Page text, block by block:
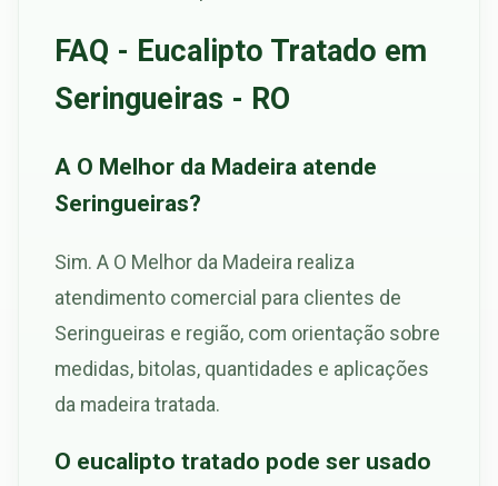
FAQ - Eucalipto Tratado em
Seringueiras - RO
A O Melhor da Madeira atende
Seringueiras?
Sim. A O Melhor da Madeira realiza
atendimento comercial para clientes de
Seringueiras e região, com orientação sobre
medidas, bitolas, quantidades e aplicações
da madeira tratada.
O eucalipto tratado pode ser usado